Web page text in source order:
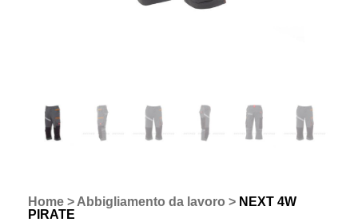
Home > Abbigliamento da lavoro > NEXT 4W
PIRATE